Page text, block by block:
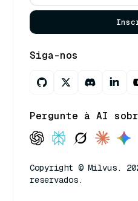
Siga-nos
Pergunte à AI
Copyright © Milvus.
reservados.